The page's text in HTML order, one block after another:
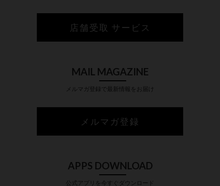
店舗受取 サービス
MAIL MAGAZINE
メルマガ登録で最新情報をお届け
メルマガ登録
APPS DOWNLOAD
公式アプリを今すぐダウンロード